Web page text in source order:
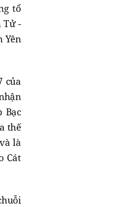
tổ
Tử -
Yên
của
Bạc
thế
là
Cát